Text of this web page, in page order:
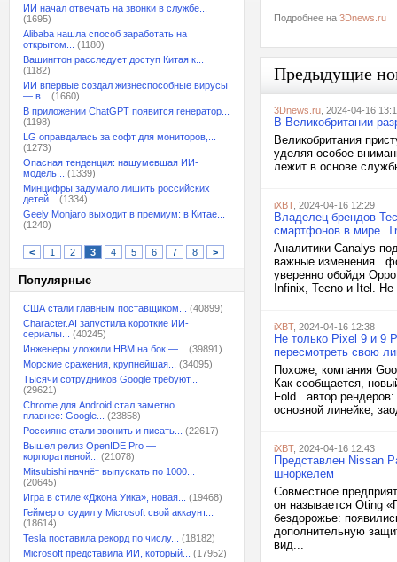
ИИ начал отвечать на звонки в службе...
(1695)
Alibaba нашла способ заработать на
открытом...
(1180)
Вашингтон расследует доступ Китая к...
(1182)
ИИ впервые создал жизнеспособные вирусы
— в...
(1660)
В приложении ChatGPT появится генератор...
(1198)
LG оправдалась за софт для мониторов,...
(1273)
Опасная тенденция: нашумевшая ИИ-
модель...
(1339)
Минцифры задумало лишить российских
детей...
(1334)
Geely Monjaro выходит в премиум: в Китае...
(1240)
< 1 2 3 4 5 6 7 8 >
Популярные
США стали главным поставщиком...
(40899)
Character.AI запустила короткие ИИ-
сериалы...
(40245)
Инженеры уложили HBM на бок —...
(39891)
Морские сражения, крупнейшая...
(34095)
Тысячи сотрудников Google требуют...
(29621)
Chrome для Android стал заметно
плавнее: Google...
(23858)
Россияне стали звонить и писать...
(22617)
Вышел релиз OpenIDE Pro —
корпоративной...
(21078)
Mitsubishi начнёт выпускать по 1000...
(20645)
Игра в стиле «Джона Уика», новая...
(19468)
Геймер отсудил у Microsoft свой аккаунт...
(18614)
Tesla поставила рекорд по числу...
(18182)
Microsoft представила ИИ, который...
(17952)
Подробнее на 3Dnews.ru
Предыдущие
3Dnews.ru , 2024-04-16
В Великобритании
Великобритания
уделяя особое
лежит в основе
iXBT, 2024-04-16 12:29
Владелец брендов
смартфонов в мире.
Аналитики Canalys
важные изменения.
уверенно обойдя
Infinix, Tecno и Itel. Не
iXBT, 2024-04-16 12:38
Не только Pixel 9 и 9
пересмотреть свою
Похоже, компания
Как сообщается,
Fold. автор
основной линейке,
iXBT, 2024-04-16 12:43
Представлен Nissan
шноркелем
Совместное
он называется Oting
бездорожье:
дополнительную
вид...